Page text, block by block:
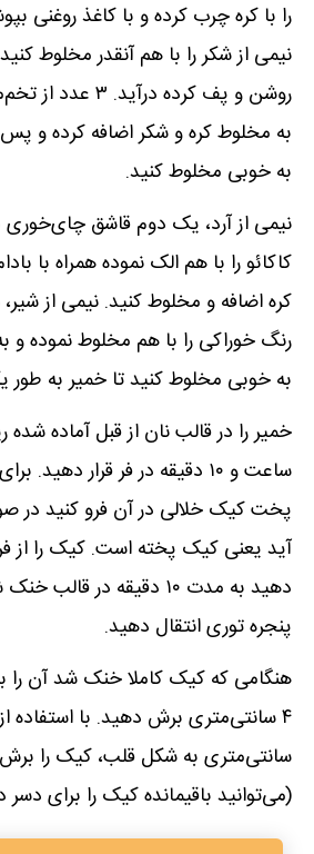
را با کره چرب کرده و با کاغذ روغنی
نیمی از شکر را با هم آنقدر مخلوط
روشن و پف کرده
به مخلوط کره و شکر اضافه کرده و پس
به خوبی مخلوط کنید.
نیمی از آرد، یک دوم قاشق چای‌خوری
کاکائو را با هم الک نموده همراه با
کره اضافه و مخلوط کنید. نیمی از شیر،
رنگ خوراکی را با هم مخلوط نموده و
به خوبی مخلوط کنید تا خمیر به طور
خمیر را در قالب نان از قبل آماده
ساعت و ۱۰ دقیقه در فر قرار
پخت کیک خلالی در آن فرو کنید در
آید یعنی کیک پخته است. کیک را از فر
دهید به مدت ۱۰ دقیقه در
پنجره توری انتقال دهید.
هنگامی که کیک کاملا خنک شد آن را
سانتی‌متری به شکل قلب، کیک را برش
(می‌توانید باقیمانده کیک را برای